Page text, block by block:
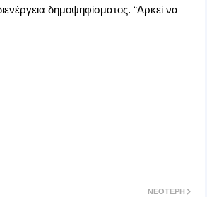
δημοψηφίσματος. “Αρκεί να
ΝΕΌΤΕΡΗ